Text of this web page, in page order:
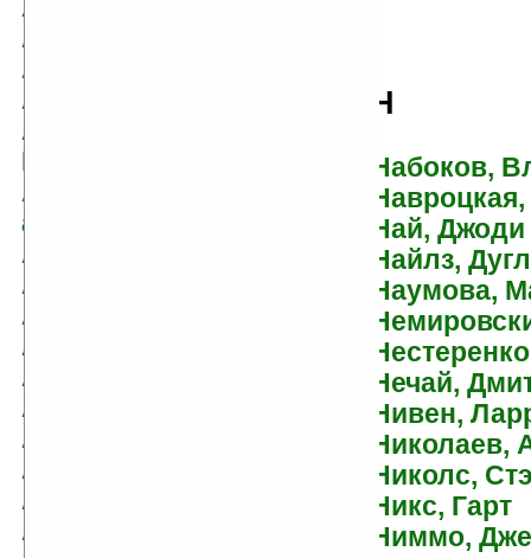
Алексеева, Яна
Алехин, Леонид
Аливердиев, Андрей
Алимов, Игорь
Аллен, Роджер
МакБрайд
Алферова, Марианна
аль Атоми, Беркем
Аматуни, Петроний Гай
Амфитеатров,
Александр
Андерсен, Лора
Андерсон, Карен
Андерсон, Кевин
Андерсон, Пол
Анджеевский, Ежи
Андреев, Алексей
Андреев, Алексей
Н
Набоков,
Най,
Найлз,
Наумова,
Нечай,
Нивен,
Николаев,
Николс,
Никс, Гарт
Ниммо,